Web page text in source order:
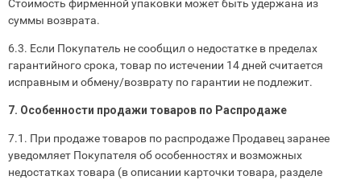
Стоимость фирменной упаковки может быть удержана из
суммы возврата.
6.3. Если Покупатель не сообщил о недостатке в пределах
гарантийного срока, товар по истечении 14 дней считается
исправным и обмену/возврату по гарантии не подлежит.
7. Особенности продажи товаров по Распродаже
7.1. При продаже товаров по распродаже Продавец заранее
уведомляет Покупателя об особенностях и возможных
недостатках товара (в описании карточки товара, разделе